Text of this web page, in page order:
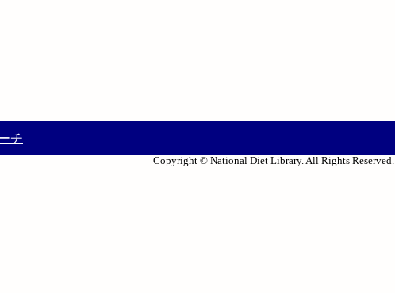
チ
Copyright © National Diet Library. All Rights Reserved.